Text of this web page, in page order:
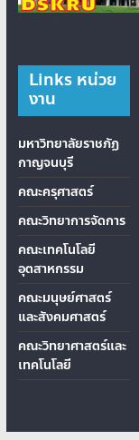
Links หน่วย
งาน
มหาวิทยาลัยราชภัฏ
กาญจนบุรี
คณะครุศาสตร์
คณะวิทยาการจัดการ
คณะเทคโนโลยี
อุตสาหกรรม
คณะมนุษย์ศาสตร์
และสังคมศาสตร์
คณะวิทยาศาสตร์และ
เทคโนโลยี